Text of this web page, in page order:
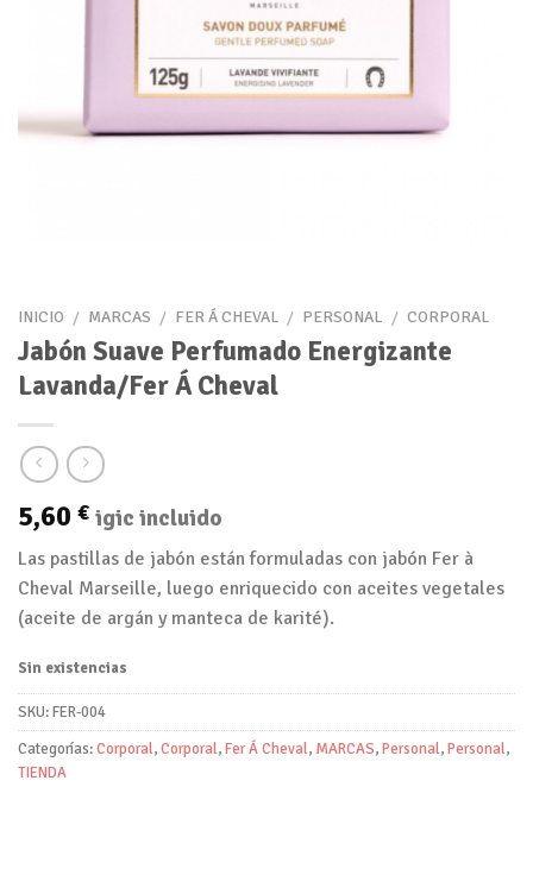
INICIO / MARCAS / FER Á CHEVAL / PERSONAL / CORPORAL
Jabón Suave Perfumado Energizante
Lavanda/Fer Á Cheval
5,60 € igic incluido
Las pastillas de jabón están formuladas con jabón Fer à
Cheval Marseille, luego enriquecido con aceites vegetales
(aceite de argán y manteca de karité).
Sin existencias
SKU:FER-004
Categorías:Corporal,Corporal,Fer Á Cheval, MARCAS,Personal,Personal,
TIENDA